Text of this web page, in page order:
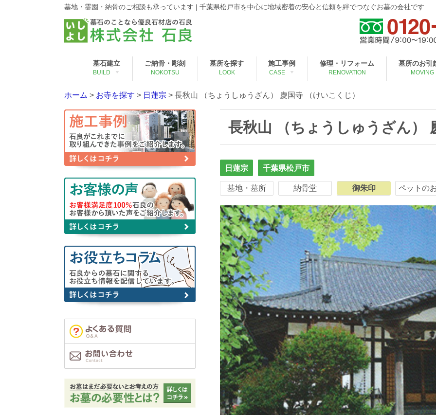
墓地・霊園・納骨のご相談も承っています | 千葉県松戸市を中心に地域密着の安心と信頼を絆でつなぐお墓の会社です
墓石建立
BUILD
ご納骨・彫刻
NOKOTSU
墓所を探す
LOOK
施工事例
CASE
修理・リフォーム
RENOVATION
墓所のお引
MOVING
ホーム > お寺を探す > 日蓮宗 > 長秋山 （ちょうしゅうざん） 慶国寺 （けいこくじ）
長秋山 （ちょうしゅうざん）
日蓮宗 千葉県松戸市
墓地・墓所 納骨堂 御朱印
御朱印 ペットの